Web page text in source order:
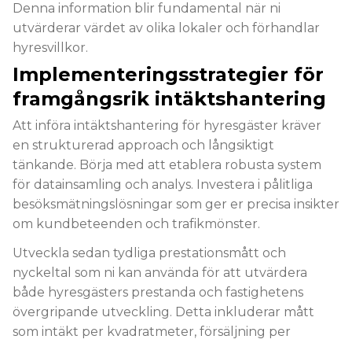
Denna information blir fundamental när ni
utvärderar värdet av olika lokaler och förhandlar
hyresvillkor.
Implementeringsstrategier för
framgångsrik intäktshantering
Att införa intäktshantering för hyresgäster kräver
en strukturerad approach och långsiktigt
tänkande. Börja med att etablera robusta system
för datainsamling och analys. Investera i pålitliga
besöksmätningslösningar som ger er precisa insikter
om kundbeteenden och trafikmönster.
Utveckla sedan tydliga prestationsmått och
nyckeltal som ni kan använda för att utvärdera
både hyresgästers prestanda och fastighetens
övergripande utveckling. Detta inkluderar mått
som intäkt per kvadratmeter, försäljning per